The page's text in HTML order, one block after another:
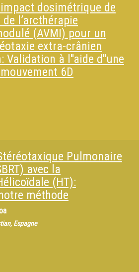
dosimétrique de
l’arcthérapie
(AVMI) pour un
extra-crânien
Validation à l''aide d''une
6D
Pulmonaire
avec la
(HT):
méthode
Espagne